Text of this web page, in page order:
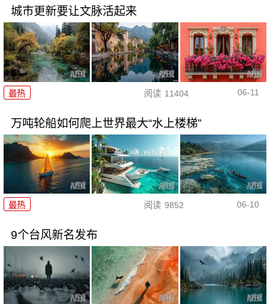
城市更新要让文脉活起来
最热 阅读 11404 06-11
万吨轮船如何爬上世界最大“水上楼梯”
最热 阅读 9852 06-10
9个台风新名发布